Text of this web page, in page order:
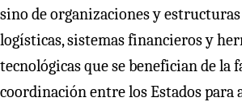
sino de organizaciones y
logísticas, sistemas financieros y
tecnológicas que se benefician de la
coordinación entre los Estados para